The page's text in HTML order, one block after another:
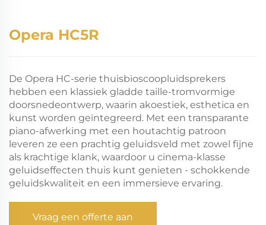
Opera HC5R
De Opera HC-serie thuisbioscoopluidsprekers
hebben een klassiek gladde taille-tromvormige
doorsnedeontwerp, waarin akoestiek, esthetica en
kunst worden geïntegreerd. Met een transparante
piano-afwerking met een houtachtig patroon
leveren ze een prachtig geluidsveld met zowel fijne
als krachtige klank, waardoor u cinema-klasse
geluidseffecten thuis kunt genieten - schokkende
geluidskwaliteit en een immersieve ervaring.
Vraag een offerte aan